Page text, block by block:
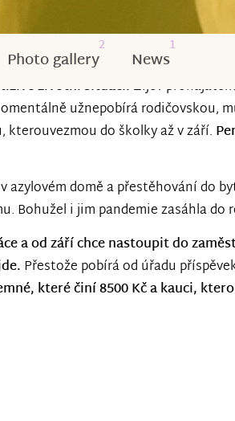
Photo gallery
2
News
1
životní situaci. Žijev
užnepobírá rodičovskou,
do školky až v září.
azylovém domě a přestěhování do
Bohužel i jim pandemie zasáhla do
a od září chce nastoupit do
Přestože pobírá od úřadu
které činí 8500 Kč a kauci,